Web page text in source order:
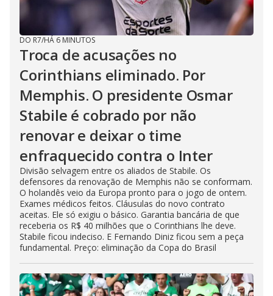
DO R7/HÁ 6 MINUTOS
Troca de acusações no
Corinthians eliminado. Por
Memphis. O presidente Osmar
Stabile é cobrado por não
renovar e deixar o time
enfraquecido contra o Inter
Divisão selvagem entre os aliados de Stabile. Os
defensores da renovação de Memphis não se conformam.
O holandês veio da Europa pronto para o jogo de ontem.
Exames médicos feitos. Cláusulas do novo contrato
aceitas. Ele só exigiu o básico. Garantia bancária de que
receberia os R$ 40 milhões que o Corinthians lhe deve.
Stabile ficou indeciso. E Fernando Diniz ficou sem a peça
fundamental. Preço: eliminação da Copa do Brasil